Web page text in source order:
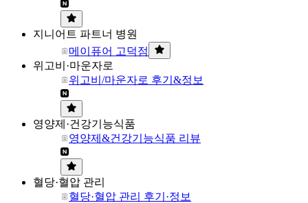
지니어트 파트너 병원
메이퓨어 고덕점
위고비·마운자로
위고비/마운자로 후기&정보
영양제·건강기능식품
영양제&건강기능식품 리뷰
혈당·혈압 관리
혈당·혈압 관리 후기·정보